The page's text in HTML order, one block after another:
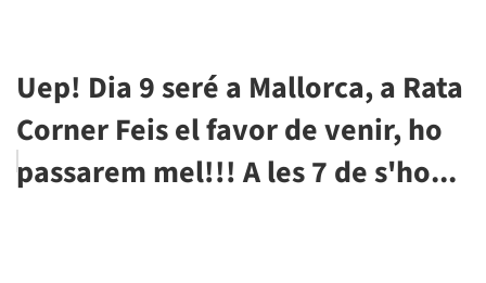
Uep! Dia 9 seré a Mallorca, a Rata
Corner Feis el favor de venir, ho
passarem mel!!! A les 7 de s'ho...